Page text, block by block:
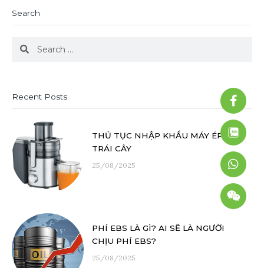
Search
Search
Recent Posts
THỦ TỤC NHẬP KHẨU MÁY ÉP
TRÁI CÂY
25/08/2025
PHÍ EBS LÀ GÌ? AI SẼ LÀ NGƯỜI
CHỊU PHÍ EBS?
25/08/2025
f